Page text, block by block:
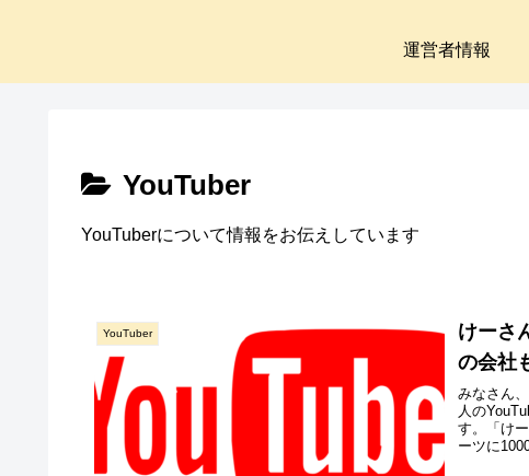
運営者情報
YouTuber
YouTuberについて情報をお伝えしています
YouTuber
けーさ
の会社
みなさん
人の
す。「け
ーツに